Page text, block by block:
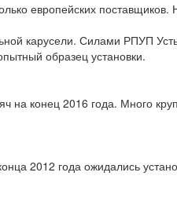
европейских
карусели. Силами РПУП
образец установки.
конец 2016 года. Много
2012 года ожидались